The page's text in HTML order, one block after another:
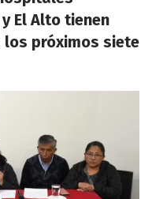
El Alto tienen
próximos siete